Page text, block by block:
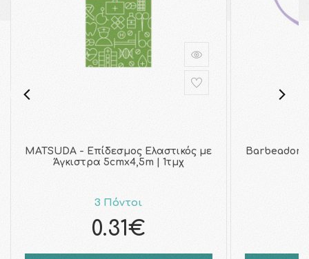
MATSUDA - Επίδεσμος Ελαστικός με
Άγκιστρα 5cmx4,5m | 1τμχ
3 Πόντοι
0.31€
Barbeador